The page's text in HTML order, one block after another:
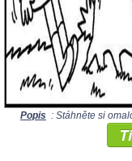
Popis : Stáhněte si